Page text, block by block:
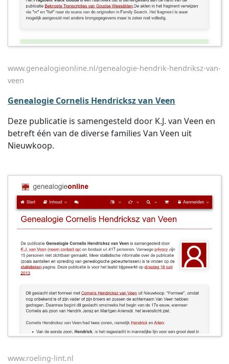
www.genealogieonline.nl/genealogie-hendrik-hendriksz-van-
veen
Genealogie Cornelis Hendricksz van Veen
Deze publicatie is samengesteld door K.J. van Veen en
betreft één van de diverse families Van Veen uit
Nieuwkoop.
www.roeling-lint.nl